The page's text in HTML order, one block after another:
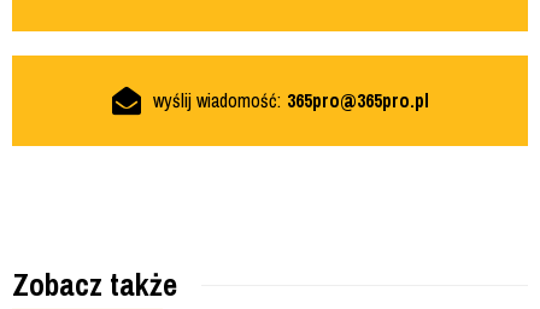
wyślij wiadomość: 365pro@365pro.pl
Zobacz także